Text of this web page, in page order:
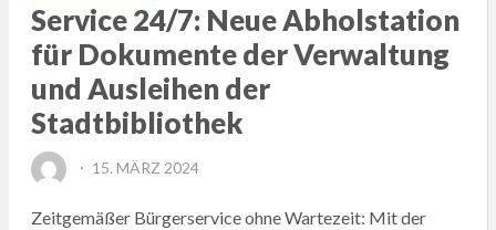
Service 24/7: Neue Abholstation
für Dokumente der Verwaltung
und Ausleihen der
Stadtbibliothek
POSTED
15. MÄRZ 2024
Zeitgemäßer Bürgerservice ohne Wartezeit: Mit der